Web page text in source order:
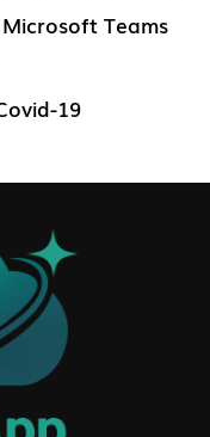
Microsoft Teams
19